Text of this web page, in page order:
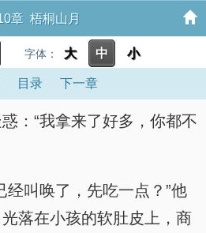
章 梧桐山月
字体： 大 中 小
目录 下一章
：“我拿来了好多，你都不
经叫唤了，先吃一点？”他
落在小孩的软肚皮上，商